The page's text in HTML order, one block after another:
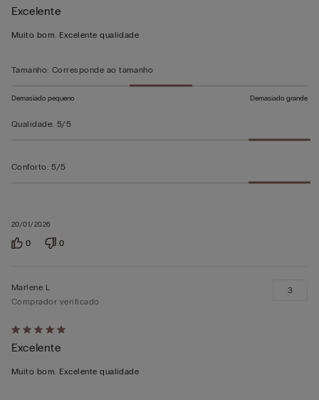
5
em
20/01/2026
Excelente
Muito bom. Excelente qualidade
Tamanho: Corresponde ao tamanho
Demasiado pequeno Demasiado grande
Qualidade: 5/5
Conforto: 5/5
0 0
Atribuiu
5
em
Marlene L
Comprador verificado
Excelente
Muito bom. Excelente qualidade
3